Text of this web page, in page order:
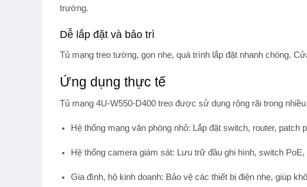
trường.
Dễ lắp đặt và bảo trì
Tủ mạng treo tường, gọn nhẹ, quá trình lắp đặt nhanh chóng.
Ứng dụng thực tế
Tủ mạng 4U-W550-D400 treo được sử dụng rộng rãi trong
Hệ thống mạng văn phòng nhỏ: Lắp đặt switch, router, patch
Hệ thống camera giám sát: Lưu trữ đầu ghi hình, switch
Gia đình, hộ kinh doanh: Bảo vệ các thiết bị điện nhẹ, giúp